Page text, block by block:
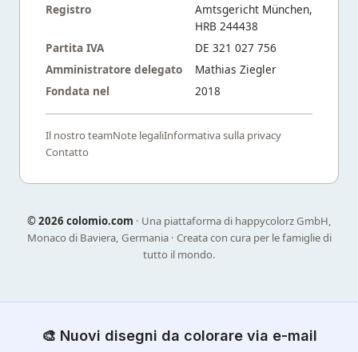
Registro
Amtsgericht München,
HRB 244438
Partita IVA
DE 321 027 756
Amministratore delegato
Mathias Ziegler
Fondata nel
2018
Il nostro teamNote legaliInformativa sulla privacy
Contatto
©2026 colomio.com · Una piattaforma di happycolorz GmbH,
Monaco di Baviera, Germania · Creata con cura per le famiglie di
tutto il mondo.
🎨 Nuovi disegni da colorare via e-mail